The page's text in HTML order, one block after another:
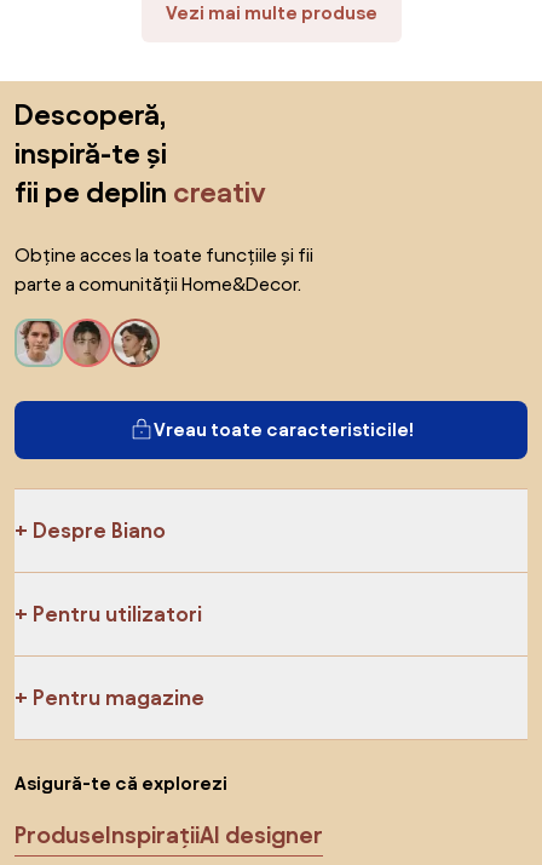
Vezi mai multe produse
Descoperă,
inspiră-te și
fii pe deplin creativ
Obține acces la toate funcțiile și fii
parte a comunității Home&Decor.
Vreau toate caracteristicile!
Despre Biano
Pentru utilizatori
Pentru magazine
Asigură-te că explorezi
ProduseInspirațiiAI designer